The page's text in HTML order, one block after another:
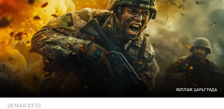
КОЛЛАЖ ЦАРЬГРАДА
28 МАЯ 09:53